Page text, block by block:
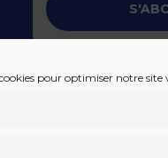
pour optimiser notre site